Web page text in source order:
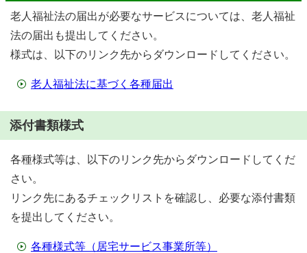
老人福祉法の届出が必要なサービスについては、老人福祉
法の届出も提出してください。
様式は、以下のリンク先からダウンロードしてください。
老人福祉法に基づく各種届出
添付書類様式
各種様式等は、以下のリンク先からダウンロードしてくだ
さい。
リンク先にあるチェックリストを確認し、必要な添付書類
を提出してください。
各種様式等（居宅サービス事業所等）